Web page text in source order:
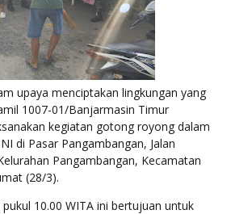
upaya menciptakan lingkungan yang
1007-01/Banjarmasin Timur
kegiatan gotong royong dalam
di Pasar Pangambangan, Jalan
Pangambangan, Kecamatan
(28/3).
10.00 WITA ini bertujuan untuk